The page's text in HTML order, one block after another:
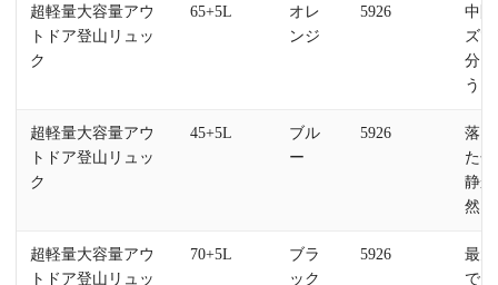
超軽量大容量アウ
トドア登山リュッ
ク
65+5L
オレ
ンジ
5926
中
ズ
分
う
超軽量大容量アウ
トドア登山リュッ
ク
45+5L
ブル
ー
5926
落
た
静
然
超軽量大容量アウ
トドア登山リュッ
70+5L
ブラ
ック
5926
最
で